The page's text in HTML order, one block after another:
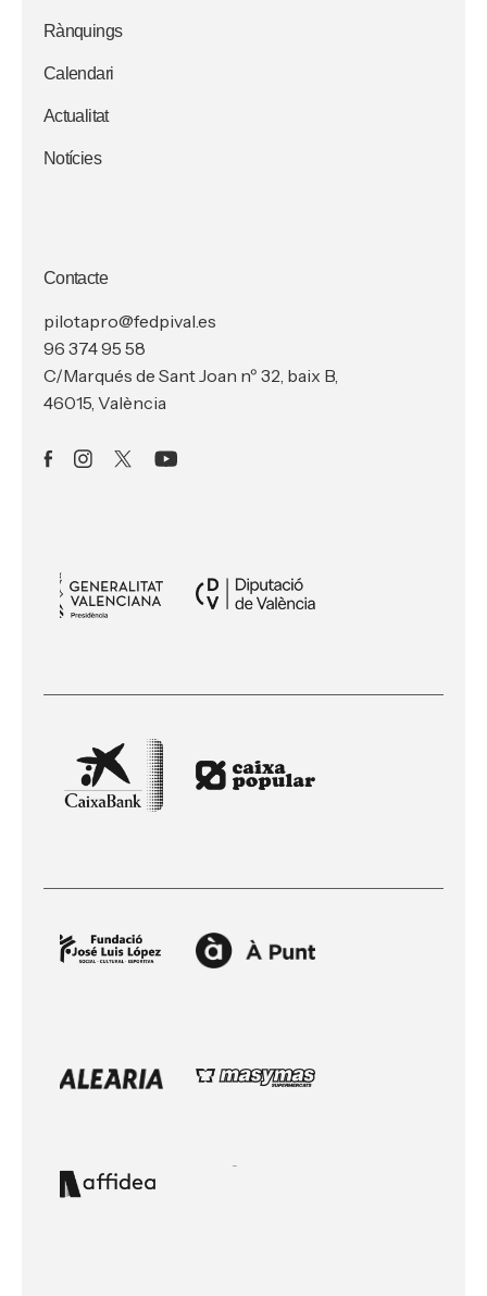
Rànquings
Calendari
Actualitat
Notícies
Contacte
pilotapro@fedpival.es
96 374 95 58
C/Marqués de Sant Joan nº 32, baix B,
46015, València